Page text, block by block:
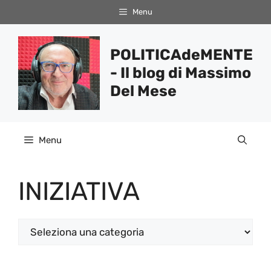
al
contenuto
Menu
POLITICAdeMENTE
- Il blog di Massimo
Del Mese
Menu
INIZIATIVA
Categorie